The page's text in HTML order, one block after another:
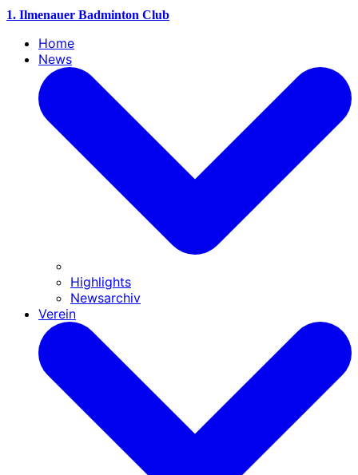
1. Ilmenauer Badminton Club
Home
News
Highlights
Newsarchiv
Verein